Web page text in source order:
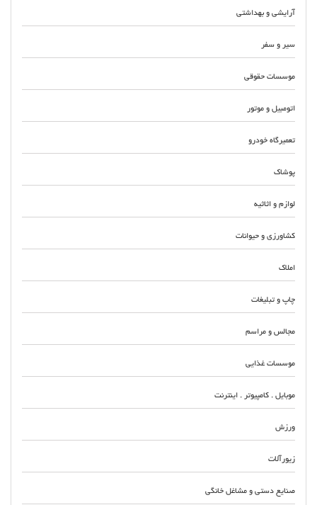
آرایشی و بهداشتی
سیر و سفر
موسسات حقوقی
اتومبیل و موتور
تعمیرگاه خودرو
پوشاک
لوازم و اثاثیه
کشاورزی و حیوانات
املاک
چاپ و تبلیغات
مجالس و مراسم
موسسات غذایی
موبایل . کامپیوتر . اینترنت
ورزش
زیورآلات
صنایع دستی و مشاغل خانگی